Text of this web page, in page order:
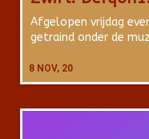
8 NOV, 20
Afgelopen vrijdag
getraind onder de